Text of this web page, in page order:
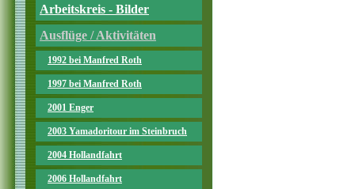
Arbeitskreis - Bilder
Ausflüge / Aktivitäten
1992 bei Manfred Roth
1997 bei Manfred Roth
2001 Enger
2003 Yamadoritour im Steinbruch
2004 Hollandfahrt
2006 Hollandfahrt